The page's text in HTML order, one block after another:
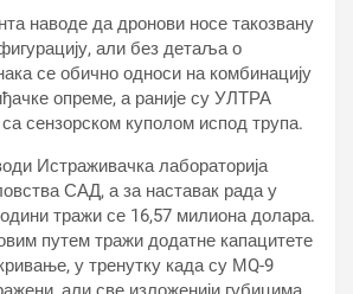
наводе да дронови носе такозвану
али без детаља о
се обично односи на комбинацију
опреме, а раније су УЛТРА
сензорском куполом испод трупа.
Истраживачка лабораторија
САД, а за наставак рада у
тражи се 16,57 милиона долара.
путем тражи додатне капацитете
у тренутку када су МQ-9